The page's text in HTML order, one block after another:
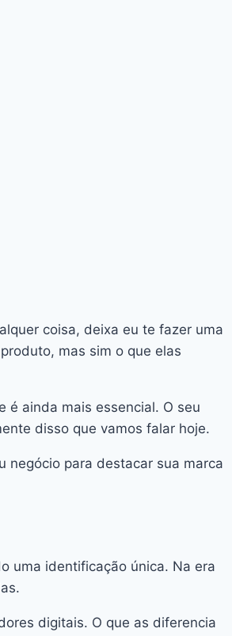
coisa, deixa eu te fazer uma
mas sim o que elas
é ainda mais essencial. O seu
disso que vamos falar hoje.
negócio para destacar sua marca
uma identificação única. Na era
digitais. O que as diferencia